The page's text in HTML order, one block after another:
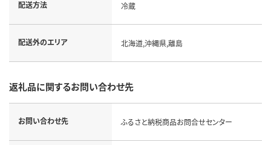
配送方法 冷蔵
配送外のエリア 北海道,沖縄県,離島
返礼品に関するお問い合わせ先
お問い合わせ先 ふるさと納税商品お問合せセンター